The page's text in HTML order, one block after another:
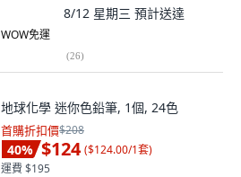
8/12 星期三 預計送達
WOW免運
(26)
地球化學 迷你色鉛筆, 1個, 24色
首購折扣價$208
40% $124 ($124.00/1套)
運費 $195